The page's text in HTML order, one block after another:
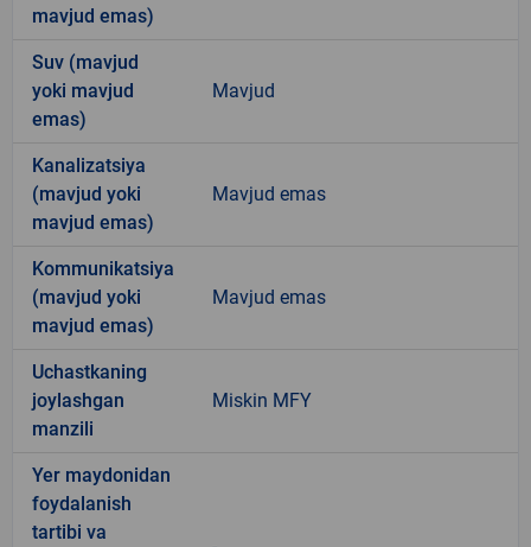
mavjud emas)
Suv (mavjud
yoki mavjud
emas)
Mavjud
Kanalizatsiya
(mavjud yoki
mavjud emas)
Mavjud emas
Kommunikatsiya
(mavjud yoki
mavjud emas)
Mavjud emas
Uchastkaning
joylashgan
manzili
Miskin MFY
Yer maydonidan
foydalanish
tartibi va